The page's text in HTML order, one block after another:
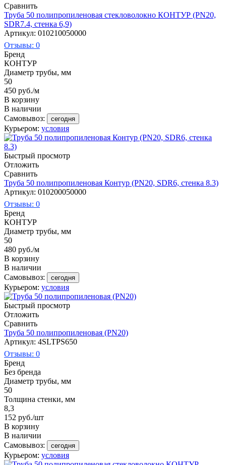
Сравнить
Труба 50 полипропиленовая стекловолокно КОНТУР (PN20,
SDR7.4, стенка 6,9)
Артикул: 010210050000
Отзывы: 0
Бренд
КОНТУР
Диаметр трубы, мм
50
450 руб./м
В корзину
В наличии
Самовывоз:
сегодня
Курьером: условия
Быстрый просмотр
Отложить
Сравнить
Труба 50 полипропиленовая Контур (PN20, SDR6, стенка 8.3)
Артикул: 010200050000
Отзывы: 0
Бренд
КОНТУР
Диаметр трубы, мм
50
480 руб./м
В корзину
В наличии
Самовывоз:
сегодня
Курьером: условия
Быстрый просмотр
Отложить
Сравнить
Труба 50 полипропиленовая (PN20)
Артикул: 4SLTPS650
Отзывы: 0
Бренд
Без бренда
Диаметр трубы, мм
50
Толщина стенки, мм
8,3
152 руб./шт
В корзину
В наличии
Самовывоз:
сегодня
Курьером: условия